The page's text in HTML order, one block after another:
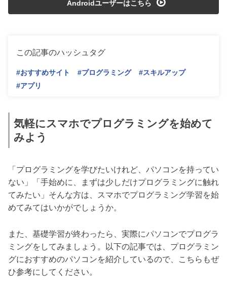
Androidユーザーはこちら
この記事のハッシュタグ
#おすすめサイト #プログラミング
#スキルアップ
#アプリ
気軽にスマホでプログラミングを始めて
みよう
「プログラミングを学びたいけれど、パソコンを持ってい
ない」「手始めに、まずは少しだけプログラミングに触れ
てみたい」そんな方は、スマホでプログラミング学習を始
めてみてはいかがでしょうか。
また、基礎学習が終わったら、実際にパソコンでプログラ
ミングをしてみましょう。以下の記事では、プログラミン
グにおすすめのパソコンを紹介しているので、こちらもぜ
ひ参考にしてください。